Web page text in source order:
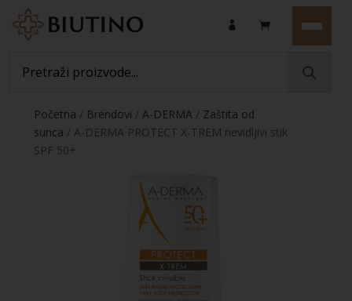
Početna / Brendovi /A-DERMA / Zaštita od
sunca / A-DERMA PROTECT X-TREM nevidljivi stik
SPF 50+